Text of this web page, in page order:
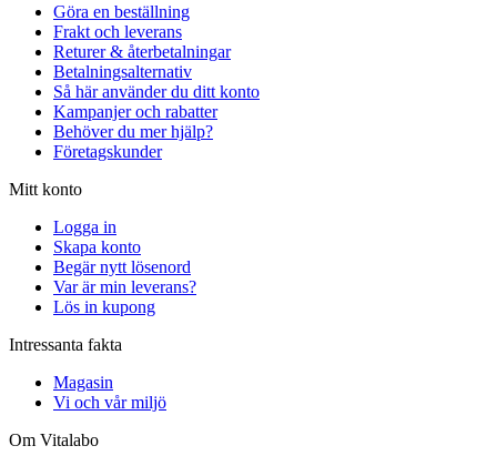
Göra en beställning
Frakt och leverans
Returer & återbetalningar
Betalningsalternativ
Så här använder du ditt konto
Kampanjer och rabatter
Behöver du mer hjälp?
Företagskunder
Mitt konto
Logga in
Skapa konto
Begär nytt lösenord
Var är min leverans?
Lös in kupong
Intressanta fakta
Magasin
Vi och vår miljö
Om Vitalabo